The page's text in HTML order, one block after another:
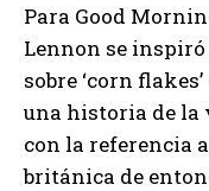
Para Good
Lennon se
sobre ‘corn
una historia de la
con la referencia
británica de